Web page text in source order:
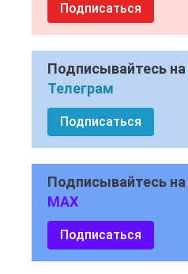
Подписаться
Подписывайтесь
Телеграм
Подписаться
Подписывайтесь
MAX
Подписаться